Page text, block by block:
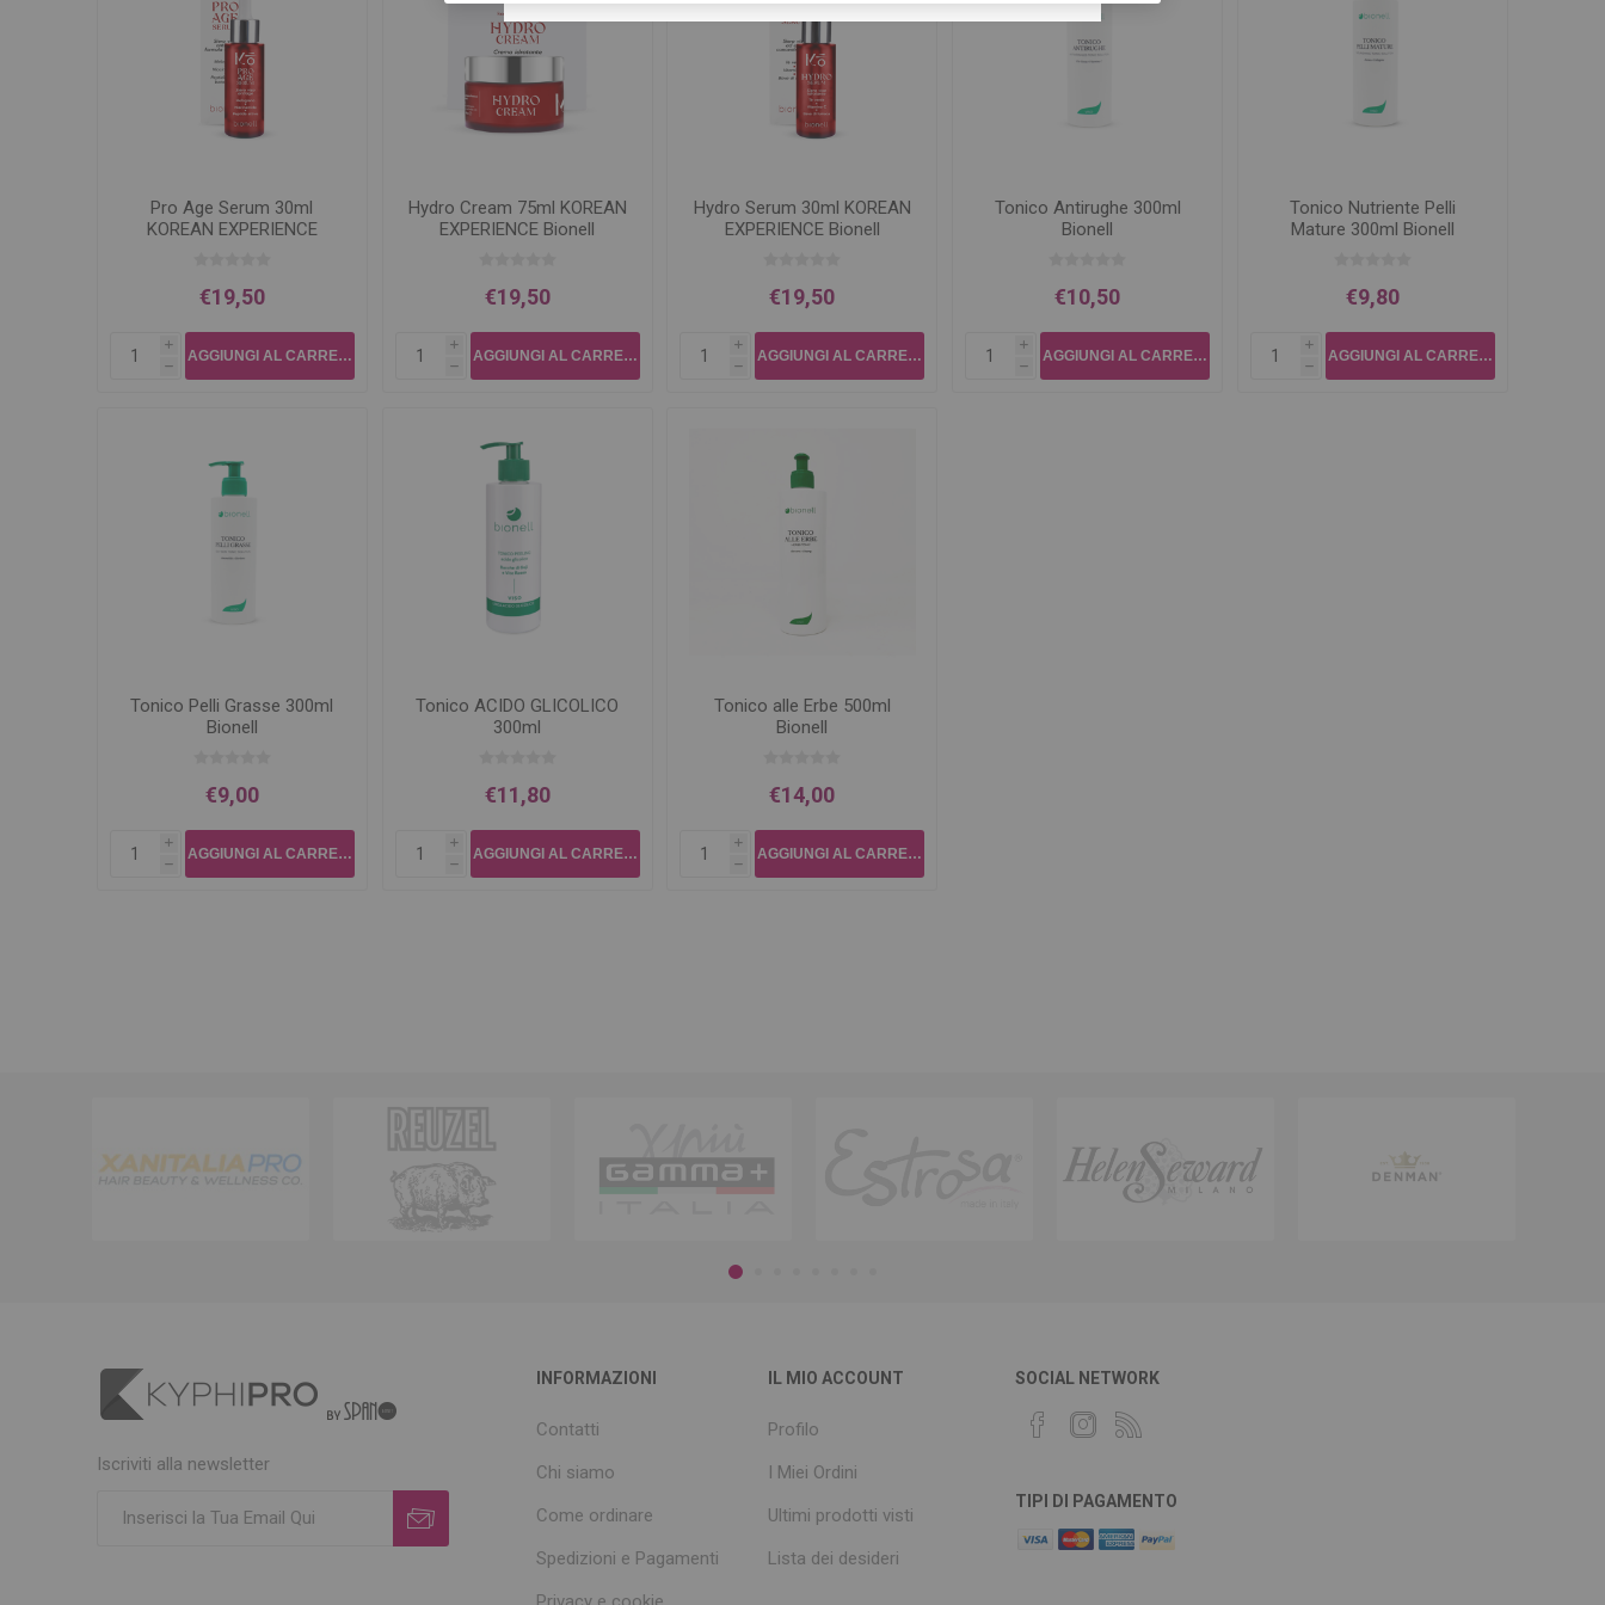
Pro Age Serum 30ml
KOREAN EXPERIENCE
€19,50
i
h
Hydro Cream 75ml KOREAN
EXPERIENCE Bionell
€19,50
i
h
Hydro Serum 30ml KOREAN
EXPERIENCE Bionell
€19,50
i
h
Tonico Antirughe 300ml
Bionell
€10,50
i
h
Tonico Nutriente Pelli
Mature 300ml Bionell
€9,80
i
h
Tonico Pelli Grasse 300ml
Bionell
€9,00
i
h
Tonico ACIDO GLICOLICO
300ml
€11,80
i
h
Tonico alle Erbe 500ml
Bionell
€14,00
i
h
Iscriviti alla newsletter
INFORMAZIONI
Contatti
Chi siamo
Come ordinare
Spedizioni e Pagamenti
IL MIO ACCOUNT
Profilo
I Miei Ordini
Ultimi prodotti visti
Lista dei desideri
SOCIAL NETWORK
TIPI DI PAGAMENTO